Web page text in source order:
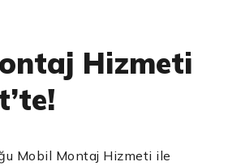
Hizmeti
Mobil Montaj Hizmeti ile